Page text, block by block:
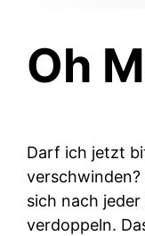
Oh
Darf ich jetzt
sich nach
verdoppeln.